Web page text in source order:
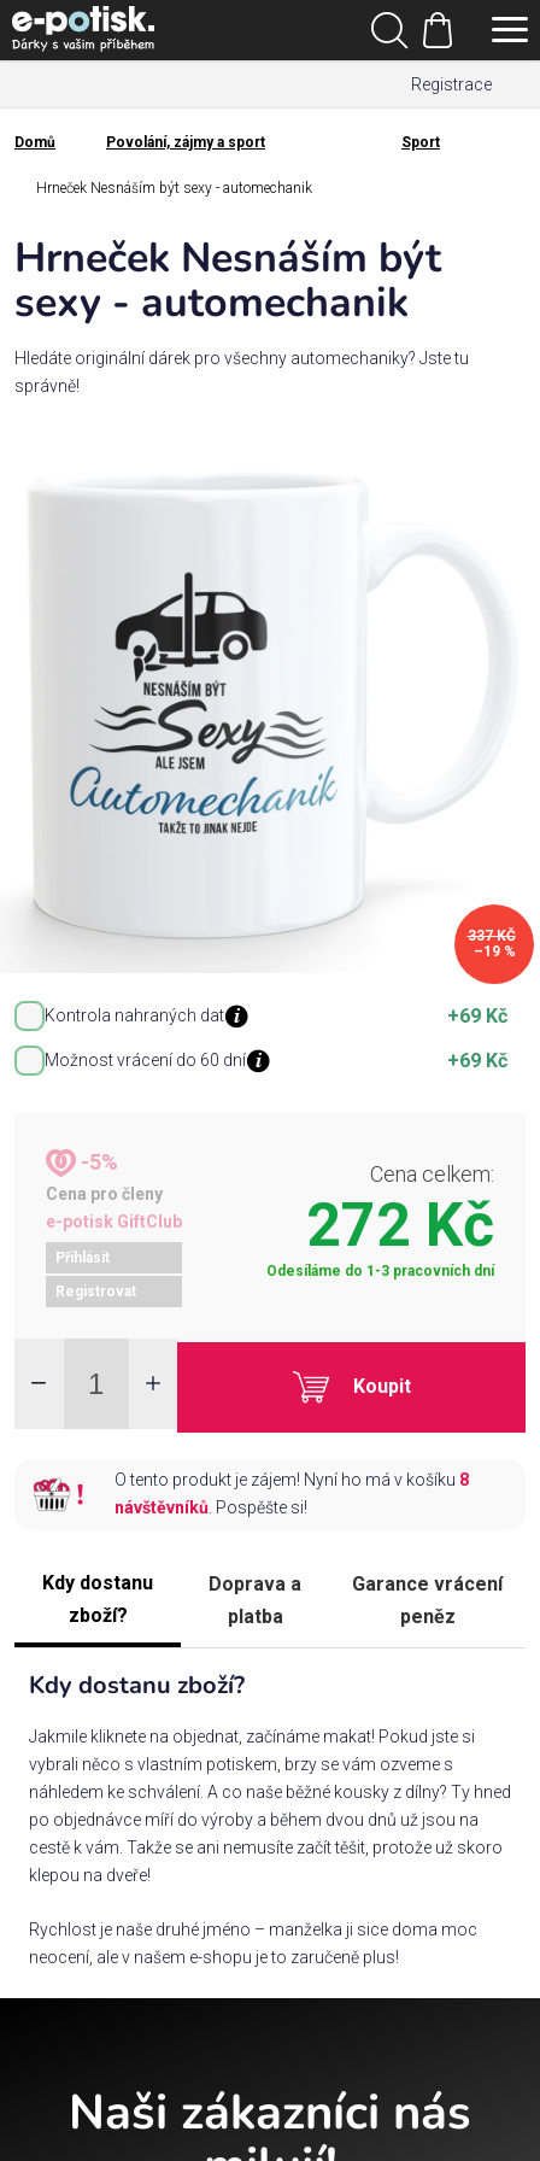
Přejít
na
obsah
Registrace
Hledat
Nákupní
košík
Kategorie
Dárek
Rodina
/
zájmy a
Oblečení
Domů
Domů Povolání, zájmy a sport Sport
Hrneček Nesnáším být sexy - automechanik
Kontrola nahraných dat +69 Kč
Možnost vrácení do 60 dní +69 Kč
-5%
Cena pro členy
e-potisk GiftClub
Přihlásit
Registrovat
Cena celkem:
272 Kč
Odesíláme do 1-3 pracovních dní
Koupit
O tento produkt je zájem! Nyní ho má v košíku 8
návštěvníků. Pospěšte si!
Kdy dostanu
zboží?
Doprava a
platba
Garance vrácení
peněz
Kdy dostanu zboží?
Jakmile kliknete na objednat, začínáme makat! Pokud jste si
vybrali něco s vlastním potiskem, brzy se vám ozveme s
náhledem ke schválení. A co naše běžné kousky z dílny? Ty hned
po objednávce míří do výroby a během dvou dnů už jsou na
cestě k vám. Takže se ani nemusíte začít těšit, protože už skoro
klepou na dveře!
Rychlost je naše druhé jméno – manželka ji sice doma moc
neocení, ale v našem e-shopu je to zaručeně plus!
Hrneček Nesnáším být
sexy - automechanik
Hledáte originální dárek pro všechny automechaniky? Jste tu
správně!
337 KČ
–19 %
Naši zákazníci nás